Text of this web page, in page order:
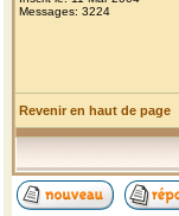
Messages: 3224
Revenir en haut de page